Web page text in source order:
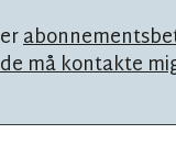
må kontakte